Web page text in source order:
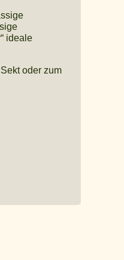
ideale
oder zum